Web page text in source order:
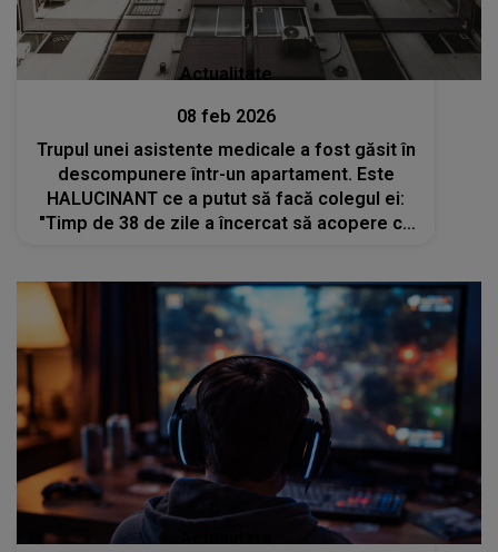
Actualitate
08 feb 2026
Trupul unei asistente medicale a fost găsit în
descompunere într-un apartament. Este
HALUCINANT ce a putut să facă colegul ei:
"Timp de 38 de zile a încercat să acopere cu